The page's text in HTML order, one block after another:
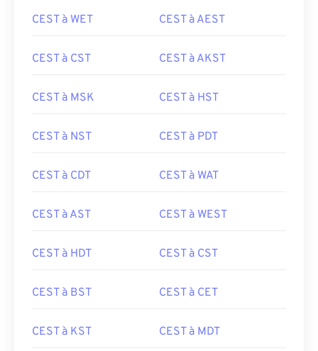
CEST à WET CEST à AEST
CEST à CST CEST à AKST
CEST à MSK CEST à HST
CEST à NST CEST à PDT
CEST à CDT CEST à WAT
CEST à AST CEST à WEST
CEST à HDT CEST à CST
CEST à BST CEST à CET
CEST à KST CEST à MDT